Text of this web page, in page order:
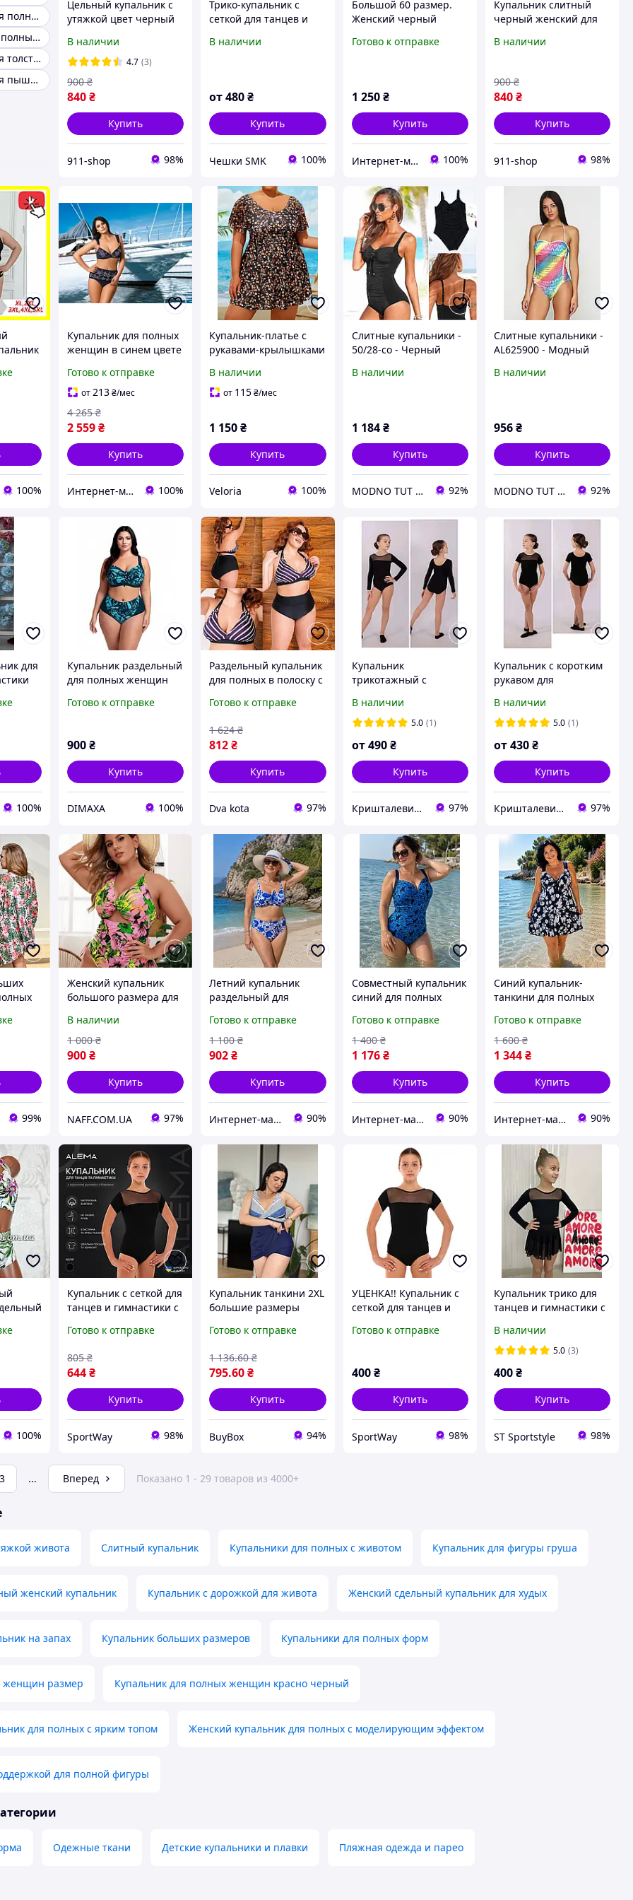
Купальники для полных женщин за 50
Купальник для полных девушек
Купальники для толстых
Купальники для пышных дам
Цельный купальник с
утяжкой цвет черный
В наличии
4.7 (3)
840₴
900 ₴
Купить
911-shop 98%
Трико-купальник с
сеткой для танцев и
хб.трикотажа
В наличии
от480₴
Купить
Чешки SMK 100%
Большой 60 размер.
Женский черный
для полных женщин с
Готово к отправке
1 250 ₴
Купить
Интернет-магазин Паула 100%
Купальник слитный
черный женский для
В наличии
840₴
900 ₴
Купить
911-shop 98%
100%
Купальник для полных
женщин в синем цвете
(85D, 90D)
Готово к отправке
от213₴/мес
2 559₴
4 265 ₴
Купить
Интернет-магазин "OnLady" 100%
Купальник-платье с
рукавами-крылышками
цветочный купальник
для полных женщин
В наличии
от 115₴/мес
1 150₴
Купить
Veloria 100%
Слитные купальники -
50/28-со - Черный
купальник с утяжкой
В наличии
1 184 ₴
Купить
MODNO TUT - Интернет магазин женской одежды, товаров для детей 92%
Слитные купальники -
AL625900 - Модный
яркий слитный
В наличии
956₴
Купить
MODNO TUT - Интернет магазин женской одежды, товаров для детей 92%
для
из
100%
Купальник раздельный
для полных женщин
принтом голубой
Готово к отправке
900₴
Купить
DIMAXA 100%
Раздельный купальник
для полных в полоску с
высокой посадкой
Готово к отправке
812₴
1 624 ₴
Купить
Dva kota 97%
Купальник
трикотажный с
(черный), трехко-
гимнастический,
гимнастики,
хореографии
В наличии
5.0 (1)
от 490 ₴
Купить
Кришталевий черевичок 97%
Купальник с коротким
рукавом для
черный, трикотаж
В наличии
5.0 (1)
от430₴
Купить
Кришталевий черевичок 97%
99%
Женский купальник
большого размера для
принтом,
В наличии
900₴
1 000 ₴
Купить
NAFF.COM.UA 97%
Летний купальник
раздельный для
белого цвета с
цветочным принтом,
размер 58
Готово к отправке
902₴
1 100 ₴
Купить
Интернет-магазин "Кларисса" 90%
Совместный купальник
синий для полных
листья, размер 6XL
Готово к отправке
1 176 ₴
1 400 ₴
Купить
Интернет-магазин "Кларисса" 90%
Синий купальник-
танкини для полных
красивым рисунком.
Готово к отправке
1 344₴
1 600 ₴
Купить
Интернет-магазин "Кларисса" 90%
100%
Купальник с сеткой для
танцев и гимнастики с
хлопка ALEMA рост 110-
Готово к отправке
644₴
805 ₴
Купить
SportWay 98%
Купальник танкини 2XL
большие размеры
костюм с шортами для
пляжная одежда
Готово к отправке
795.60₴
1 136.60 ₴
Купить
BuyBox 94%
УЦЕНКА!! Купальник с
сеткой для танцев и
рукавом из хлопка
Готово к отправке
400 ₴
Купить
SportWay 98%
Купальник трико для
танцев и гимнастики с
В наличии
5.0 (3)
400₴
Купить
ST Sportstyle 98%
3 ... Вперед Показано 1 - 29 товаров из 4000+
живота Слитный купальник Купальники для полных с животом Купальник для фигуры груша
женский купальник Купальник с дорожкой для живота Женский сдельный купальник для худых
на запах Купальник больших размеров Купальники для полных форм
женщин размер Купальник для полных женщин красно черный
для полных с ярким топом Женский купальник для полных с моделирующим эффектом
для полной фигуры
Одежные ткани Детские купальники и плавки Пляжная одежда и парео